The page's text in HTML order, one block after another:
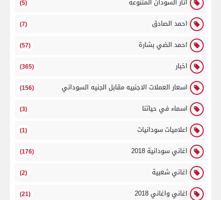
(5)
احمد الصادق (7)
احمد الضي بشارة (57)
اخبار (365)
اسعار العملات الاجنبيه مقابل الجنيه السوداني (156)
اسماء في حياتنا (3)
اعلاميات سودانيات (1)
اغاني سودانية 2018 (176)
اغاني شعبية (2)
اغاني واغاني 2018 (21)